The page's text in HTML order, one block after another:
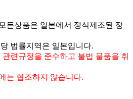
든상품은 일본에서 정식제조된 정
법률지역은 일본입니다.
련규정을 준수하고 불법 물품을 취
는 협조하지 않습니다.